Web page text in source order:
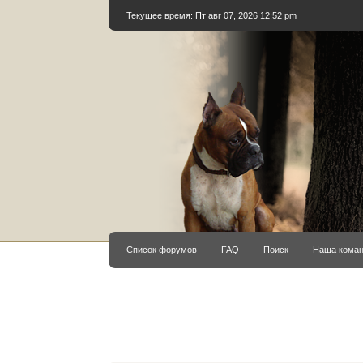
Текущее время: Пт авг 07, 2026 12:52 pm
Список форумов FAQ Поиск Наша